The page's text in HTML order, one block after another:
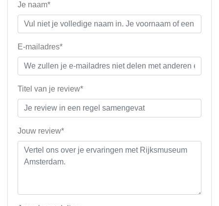
Je naam*
E-mailadres*
Titel van je review*
Jouw review*